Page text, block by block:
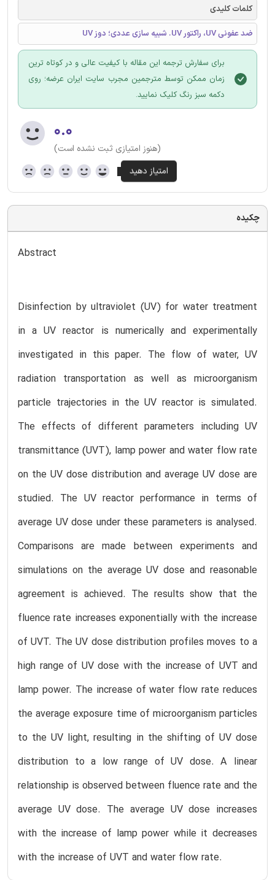
کلمات کلیدی
ضد عفونی UV، راکتور UV. شبیه سازی عددی؛ دوز UV
برای سفارش ترجمه این مقاله با کیفیت عالی و در کوتاه ترین
زمان ممکن توسط مترجمین مجرب سایت ایران عرضه؛ روی
دکمه سبز رنگ کلیک نمایید.
۰.۰
(هنوز امتیازی ثبت نشده است)
چکیده
Abstract
Disinfection by ultraviolet (UV) for water treatment
in a UV reactor is numerically and experimentally
investigated in this paper. The flow of water, UV
radiation transportation as well as microorganism
particle trajectories in the UV reactor is simulated.
The effects of different parameters including UV
transmittance (UVT), lamp power and water flow rate
on the UV dose distribution and average UV dose are
studied. The UV reactor performance in terms of
average UV dose under these parameters is analysed.
Comparisons are made between experiments and
simulations on the average UV dose and reasonable
agreement is achieved. The results show that the
fluence rate increases exponentially with the increase
of UVT. The UV dose distribution profiles moves to a
high range of UV dose with the increase of UVT and
lamp power. The increase of water flow rate reduces
the average exposure time of microorganism particles
to the UV light, resulting in the shifting of UV dose
distribution to a low range of UV dose. A linear
relationship is observed between fluence rate and the
average UV dose. The average UV dose increases
with the increase of lamp power while it decreases
with the increase of UVT and water flow rate.